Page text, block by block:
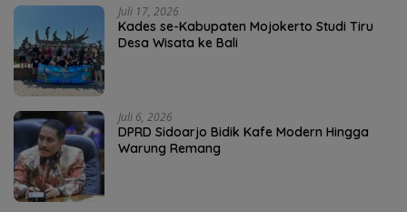
Juli 17, 2026
Kades se-Kabupaten Mojokerto Studi Tiru
Desa Wisata ke Bali
Juli 6, 2026
DPRD Sidoarjo Bidik Kafe Modern Hingga
Warung Remang